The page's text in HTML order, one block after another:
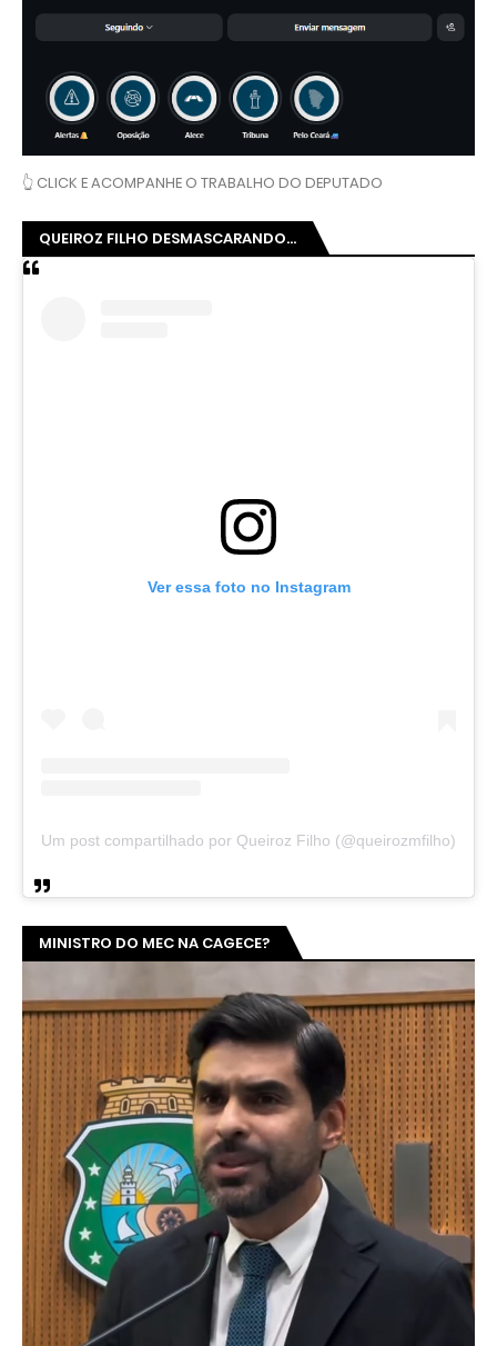
👆 CLICK E ACOMPANHE O TRABALHO DO DEPUTADO
QUEIROZ FILHO DESMASCARANDO...
Ver essa foto no Instagram
Um post compartilhado por Queiroz Filho (@queirozmfilho)
MINISTRO DO MEC NA CAGECE?